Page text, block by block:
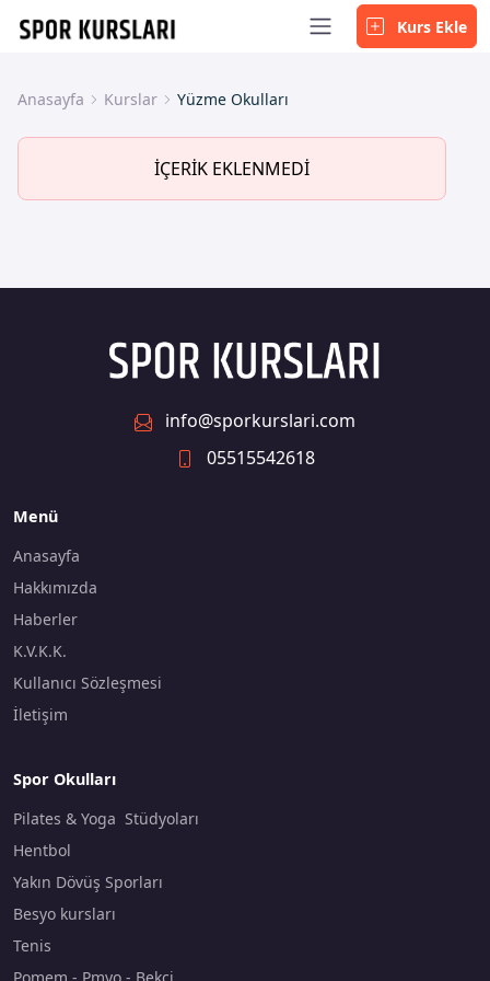
Kurs Ekle
Anasayfa Kurslar Yüzme Okulları
İÇERİK EKLENMEDİ
info@sporkurslari.com
05515542618
Menü
Anasayfa
Hakkımızda
Haberler
K.V.K.K.
Kullanıcı Sözleşmesi
İletişim
Spor Okulları
Pilates & Yoga Stüdyoları
Hentbol
Yakın Dövüş Sporları
Besyo kursları
Tenis